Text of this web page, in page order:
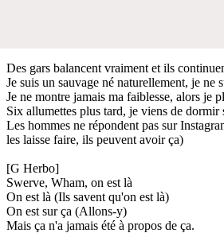
Des gars balancent vraiment et ils
Je suis un sauvage né naturellement, je ne
Je ne montre jamais ma faiblesse, alors je
Six allumettes plus tard, je viens de dormir
Les hommes ne répondent pas sur
les laisse faire, ils peuvent avoir ça)
[G Herbo]
Swerve, Wham, on est là
On est là (Ils savent qu'on est là)
On est sur ça (Allons-y)
Mais ça n'a jamais été à propos de ça.